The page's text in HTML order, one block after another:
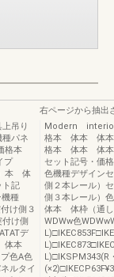
吊り
パネ
格本
プ
本 体
記
種
け側３
け側
デ
体本
色A色
ルタイ
右ページから抽出
Modern interior
格本 体本 体本
格本 体本 体本
セット記号・価
色機種デザイン
側２本レール）
側３本レール）
体本 体枠（通し
WDWw色
L)□IKSPM343(R